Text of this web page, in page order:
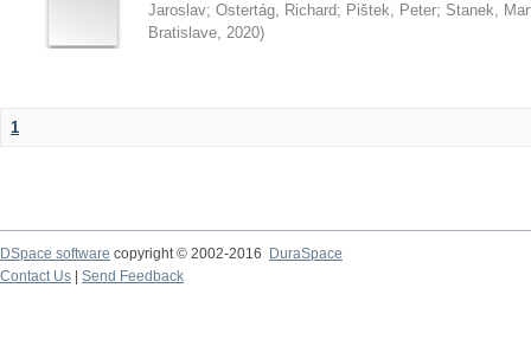
Jaroslav; Ostertág, Richard; Pištek, Peter; Stanek,
Bratislave, 2020)
1
DSpace software copyright © 2002-2016
DuraSpace
Contact Us
Send Feedback